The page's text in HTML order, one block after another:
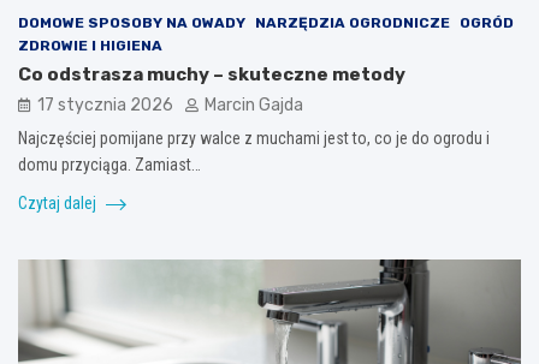
DOMOWE SPOSOBY NA OWADY NARZĘDZIA OGRODNICZE
OGRÓD
ZDROWIE I HIGIENA
Co odstrasza muchy – skuteczne metody
17 stycznia 2026 Marcin Gajda
Najczęściej pomijane przy walce z muchami jest to, co je do ogrodu i
domu przyciąga. Zamiast…
Czytaj dalej